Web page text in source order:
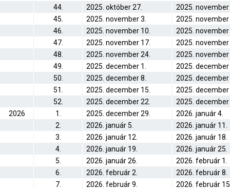
44.
2025. október 27.
2025. november
45.
2025. november 3.
2025. november
46.
2025. november 10.
2025. november
47.
2025. november 17.
2025. november
48.
2025. november 24.
2025. november
49.
2025. december 1.
2025. december
50.
2025. december 8.
2025. december
51.
2025. december 15.
2025. december
52.
2025. december 22.
2025. december
2026
1. 2025. december 29.
2026. január 4.
2.
2026. január 5.
2026. január 11.
3.
2026. január 12.
2026. január 18.
4.
2026. január 19.
2026. január 25.
5.
2026. január 26.
2026. február 1.
6.
2026. február 2.
2026. február 8.
7.
2026. február 9.
2026. február